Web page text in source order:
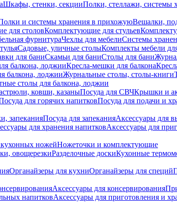
Шкафы, стенки, секцииПолки, стеллажи, системы
и системы хранения в прихожуюВешалки,
для столовКомплектующие для стульев
фурнитураЧехлы для мебелиСистемы
Садовые, уличные столыКомплекты мебели
для баниСкамьи для баниСтолы для бани
балкона, лоджииКресла-мешки для балкона
балкона, лоджииЖурнальные столы, столы-книги
столы для балкона, лоджии
ковши, казаныПосуда для СВЧКрышки и
для горячих напитковПосуда для подачи и
запеканияПосуда для запеканияАксессуары для
для хранения напитковАксессуары для
ножейНожеточки и комплектующие
овощерезкиРазделочные доскиКухонные
Органайзеры для кухниОрганайзеры для специй
Аксессуары для консервирования
напитковАксессуары для приготовления и